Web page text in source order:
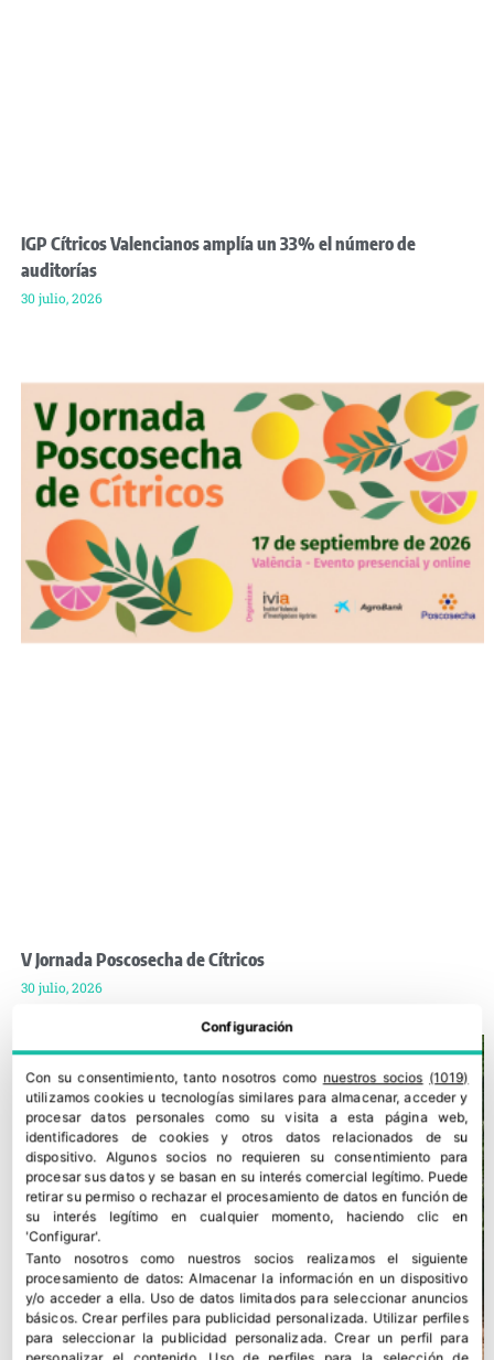
IGP Cítricos Valencianos amplía un 33% el número de
auditorías
30 julio, 2026
V Jornada Poscosecha de Cítricos
30 julio, 2026
Configuración
Con su consentimiento, tanto nosotros como nuestros socios (1019)
utilizamos cookies u tecnologías similares para almacenar, acceder y
procesar datos personales como su visita a esta página web,
identificadores de cookies y otros datos relacionados de su
dispositivo. Algunos socios no requieren su consentimiento para
procesar sus datos y se basan en su interés comercial legítimo. Puede
retirar su permiso o rechazar el procesamiento de datos en función de
su interés legítimo en cualquier momento, haciendo clic en
'Configurar'.
Tanto nosotros como nuestros socios realizamos el siguiente
procesamiento de datos:Almacenar la información en un dispositivo
y/o acceder a ella. Uso de datos limitados para seleccionar anuncios
básicos.Crear perfiles para publicidad personalizada. Utilizar perfiles
para seleccionar la publicidad personalizada.Crear un perfil para